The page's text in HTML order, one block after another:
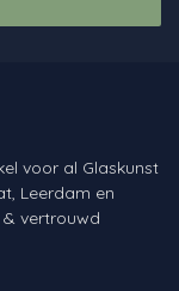
voor al Glaskunst
Leerdam en
vertrouwd